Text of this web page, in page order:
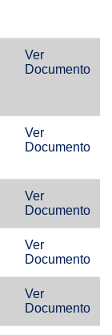
Ver
Documento
Ver
Documento
Ver
Documento
Ver
Documento
Ver
Documento